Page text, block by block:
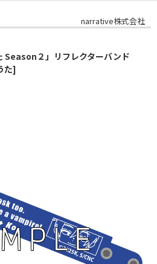
narrative株式会社
Season２」リフレクターバンド
た]